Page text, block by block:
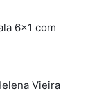
6×1 com
Vieira